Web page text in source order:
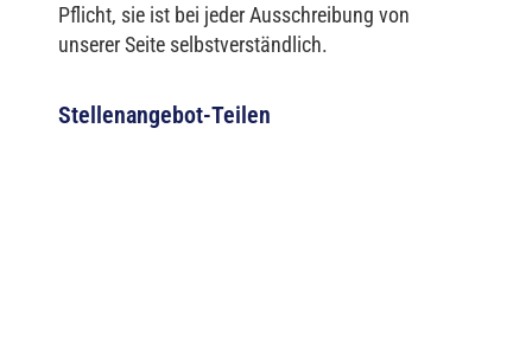
Pflicht, sie ist bei jeder Ausschreibung von
unserer Seite selbstverständlich.
Stellenangebot-Teilen